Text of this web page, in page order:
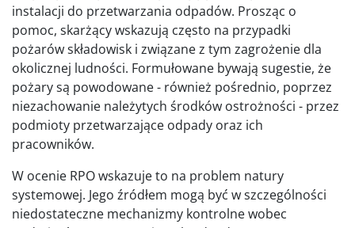
instalacji do przetwarzania odpadów. Prosząc o
pomoc, skarżący wskazują często na przypadki
pożarów składowisk i związane z tym zagrożenie dla
okolicznej ludności. Formułowane bywają sugestie, że
pożary są powodowane - również pośrednio, poprzez
niezachowanie należytych środków ostrożności - przez
podmioty przetwarzające odpady oraz ich
pracowników.
W ocenie RPO wskazuje to na problem natury
systemowej. Jego źródłem mogą być w szczególności
niedostateczne mechanizmy kontrolne wobec